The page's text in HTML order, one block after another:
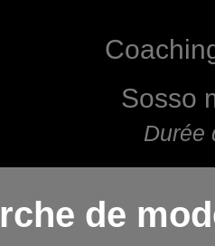
Sosso
Durée
de